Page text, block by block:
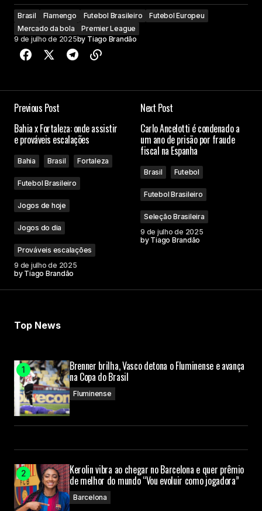
Brasil Flamengo Futebol Brasileiro
Futebol Europeu
Mercado da bola
Premier League
9 de julho de 2025by Tiago Brandão
Previous Post
Bahia x Fortaleza: onde assistir
e prováveis escalações
Bahia Brasil Fortaleza
Futebol Brasileiro
Jogos de hoje
Jogos do dia
Prováveis escalações
9 de julho de 2025
by Tiago Brandão
Next Post
Carlo Ancelotti é condenado a
um ano de prisão por fraude
fiscal na Espanha
Brasil Futebol
Futebol Brasileiro
Seleção Brasileira
9 de julho de 2025
by Tiago Brandão
Top News
Brenner brilha, Vasco detona o Fluminense e avança
na Copa do Brasil
Fluminense
Kerolin vibra ao chegar no Barcelona e quer prêmio
de melhor do mundo “Vou evoluir como jogadora”
Barcelona